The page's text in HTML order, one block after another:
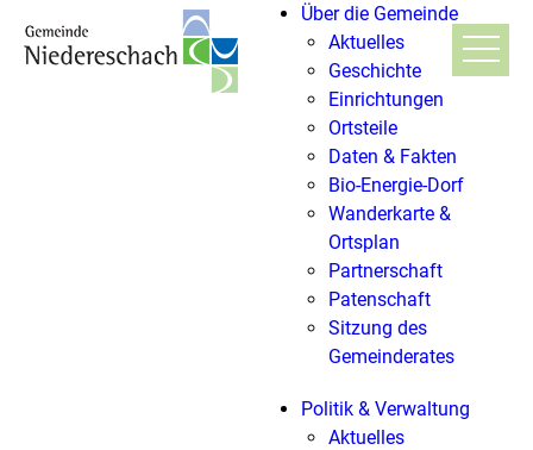
Über die Gemeinde
Aktuelles
Geschichte
Einrichtungen
Ortsteile
Daten & Fakten
Bio-Energie-Dorf
Wanderkarte &
Ortsplan
Partnerschaft
Patenschaft
Sitzung des
Gemeinderates
Politik & Verwaltung
Aktuelles